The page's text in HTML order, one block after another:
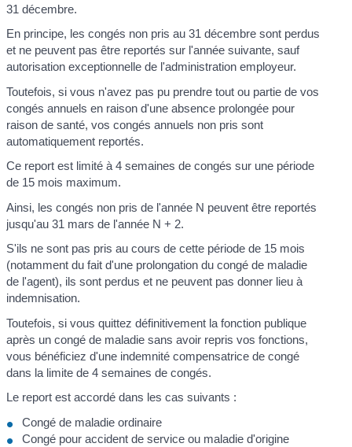
31 décembre.
En principe, les congés non pris au 31 décembre sont perdus
et ne peuvent pas être reportés sur l'année suivante, sauf
autorisation exceptionnelle de l'administration employeur.
Toutefois, si vous n'avez pas pu prendre tout ou partie de vos
congés annuels en raison d'une absence prolongée pour
raison de santé, vos congés annuels non pris sont
automatiquement reportés.
Ce report est limité à 4 semaines de congés sur une période
de 15 mois maximum.
Ainsi, les congés non pris de l'année N peuvent être reportés
jusqu'au 31 mars de l'année N + 2.
S'ils ne sont pas pris au cours de cette période de 15 mois
(notamment du fait d'une prolongation du congé de maladie
de l'agent), ils sont perdus et ne peuvent pas donner lieu à
indemnisation.
Toutefois, si vous quittez définitivement la fonction publique
après un congé de maladie sans avoir repris vos fonctions,
vous bénéficiez d'une indemnité compensatrice de congé
dans la limite de 4 semaines de congés.
Le report est accordé dans les cas suivants :
Congé de maladie ordinaire
Congé pour accident de service ou maladie d'origine